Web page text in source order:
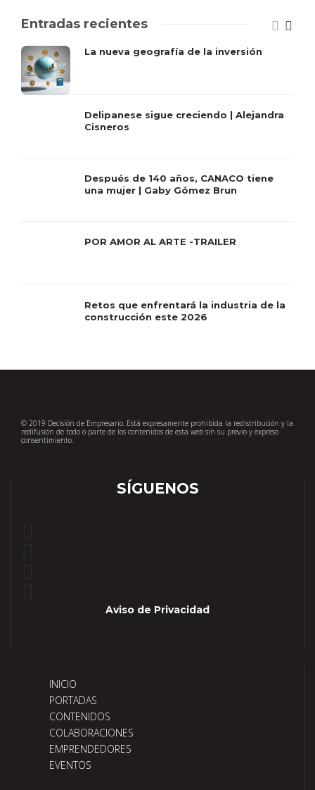
Entradas recientes
La nueva geografía de la inversión
Delipanese sigue creciendo | Alejandra
Cisneros
Después de 140 años, CANACO tiene
una mujer | Gaby Gómez Brun
POR AMOR AL ARTE -TRAILER
Retos que enfrentará la industria de la
construcción este 2026
© 2019 Decisión de Empresario. Está expresamente prohibida la redistribución y la
redifusión de todo o parte de los contenidos de esta web sin su previo y expreso
consentimiento.
SÍGUENOS
Aviso de Privacidad
INICIO
PORTADAS
CONTENIDOS
COLABORACIONES
EMPRENDEDORES
EVENTOS